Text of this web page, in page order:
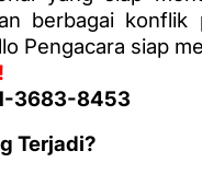
berbagai
Pengacara siap
3683-8453
Terjadi?